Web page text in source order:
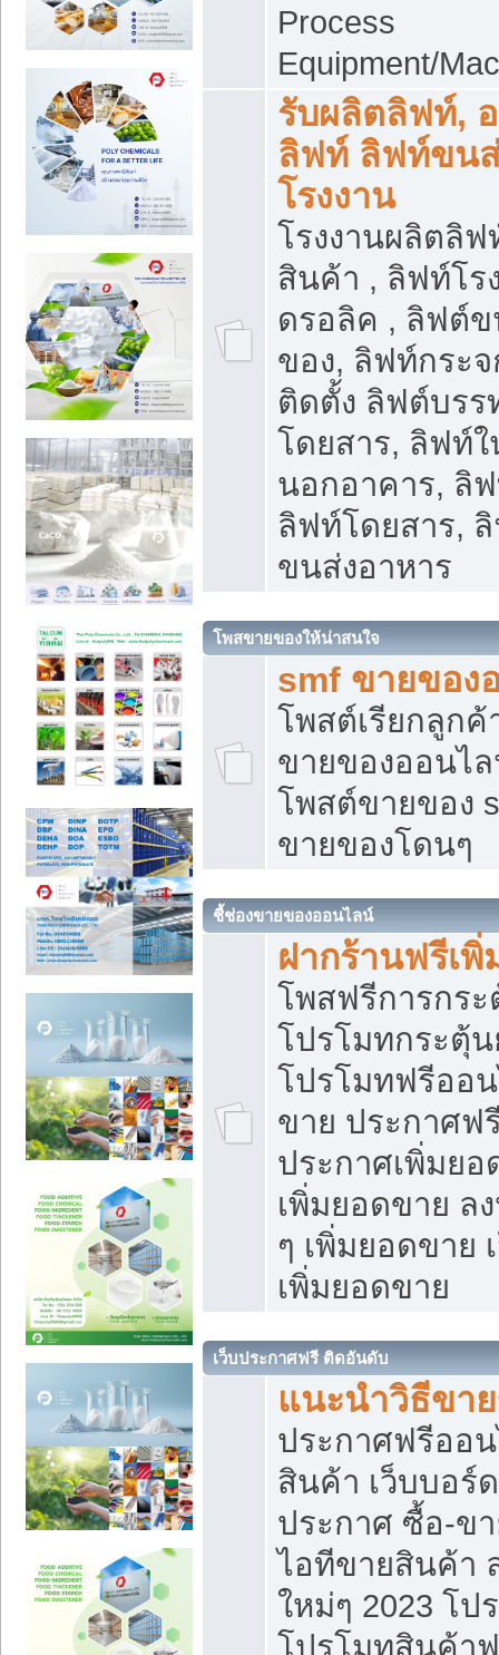
Process
Equipment/
รับผลิตลิฟท์,
ลิฟท์ ลิฟท์ขน
โรงงาน
โรงงานผลิตลิ
สินค้า , ลิฟท์โร
ดรอลิค , ลิฟต์
ของ, ลิฟท์กระ
ติดตั้ง ลิฟต์บร
โดยสาร, ลิฟท์
นอกอาคาร, ลิ
ลิฟท์โดยสาร,
ขนส่งอาหาร
โพสขายของให้น่าสนใจ
smf ขายของ
โพสต์เรียกลูกค้
ขายของออนไ
โพสต์ขายของ
ขายของโดนๆ
ชี้ช่องขายของออนไลน์
ฝากร้านฟรีเ
โพสฟรีการกร
โปรโมทกระตุ้
โปรโมทฟรีออ
ขาย ประกาศฟ
ประกาศเพิ่มย
เพิ่มยอดขาย ล
ๆ เพิ่มยอดขาย
เพิ่มยอดขาย
เว็บประกาศฟรี ติดอันดับ
แนะนำวิธีขา
ประกาศฟรีออ
สินค้า เว็บบอร์
ประกาศ ซื้อ-ข
ไอทีขายสินค้า
ใหม่ๆ 2023 โป
โปรโมทสินค้า